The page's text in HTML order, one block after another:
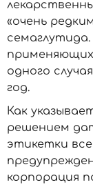
«очень
семаглутида.
одного
год.
Как
решением
этикетки
корпорация